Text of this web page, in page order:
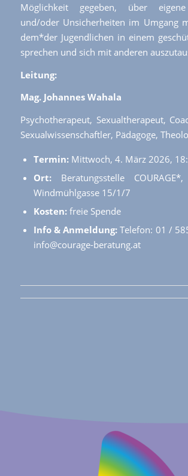
Möglichkeit gegeben, über eigene
und/oder Unsicherheiten im Umgang
dem*der Jugendlichen in einem
sprechen und sich mit anderen
Leitung:
Mag. Johannes Wahala
Psychotherapeut, Sexualtherapeut,
Sexualwissenschaftler, Pädagoge,
Termin:Mittwoch, 4. März 2026,
Ort:Beratungsstelle
Windmühlgasse 15/1/7
Kosten:freie Spende
Info & Anmeldung: Telefon: 01 /
info@courage-beratung.at